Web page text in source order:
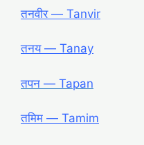
तनवीर ― Tanvir
तनय ― Tanay
तपन ― Tapan
तमिम ― Tamim